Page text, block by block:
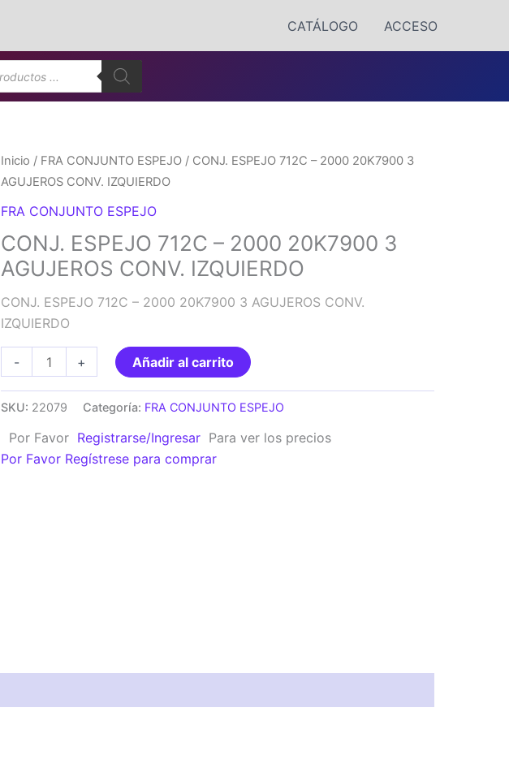
CATÁLOGO ACCESO
Inicio / FRA CONJUNTO ESPEJO / CONJ. ESPEJO 712C – 2000 20K7900 3
AGUJEROS CONV. IZQUIERDO
FRA CONJUNTO ESPEJO
CONJ. ESPEJO 712C – 2000 20K7900 3
AGUJEROS CONV. IZQUIERDO
CONJ. ESPEJO 712C – 2000 20K7900 3 AGUJEROS CONV.
IZQUIERDO
-
ESPEJO
2000
20K7900
+ Añadir al carrito
SKU: 22079 Categoría: FRA CONJUNTO ESPEJO
Por Favor Registrarse/Ingresar Para ver los precios
Por Favor Regístrese para comprar